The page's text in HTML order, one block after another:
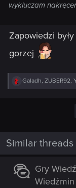
wykluczam
Zapowiedzi
gorzej
R
e
s
:
Galadh, ZUBER92,
Similar threads
Gry